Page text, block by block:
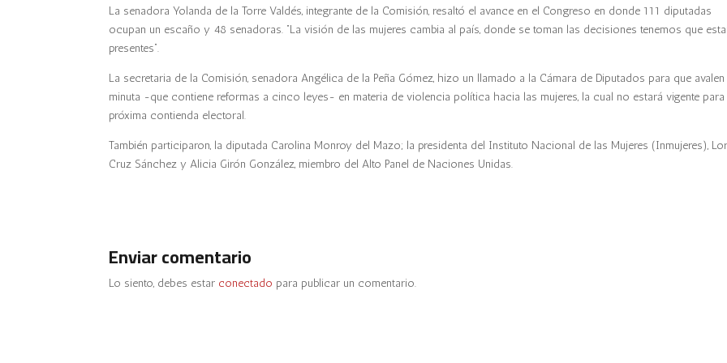
La senadora Yolanda de la Torre Valdés, integrante de la Comisión, resaltó el avance en el Congreso en donde 111 diputadas
ocupan un escaño y 48 senadoras. “La visión de las mujeres cambia al país, donde se toman las decisiones tenemos que
presentes”.
La secretaria de la Comisión, senadora Angélica de la Peña Gómez, hizo un llamado a la Cámara de Diputados para que avalen
minuta -que contiene reformas a cinco leyes- en materia de violencia política hacia las mujeres, la cual no estará vigente para
próxima contienda electoral.
También participaron, la diputada Carolina Monroy del Mazo; la presidenta del Instituto Nacional de las Mujeres (Inmujeres),
Cruz Sánchez y Alicia Girón González, miembro del Alto Panel de Naciones Unidas.
Enviar comentario
Lo siento, debes estar conectado para publicar un comentario.